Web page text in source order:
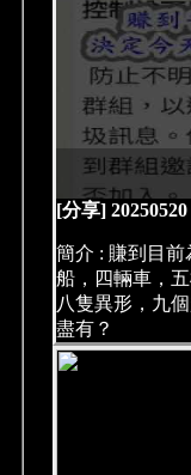
[分享]
簡介 : 賺到目
船，四輛車，
八隻異形，九
盡有？